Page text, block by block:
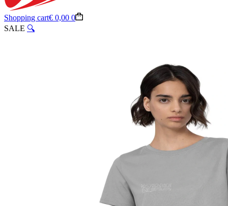
Shopping cart€ 0,00 0
SALE 🔍